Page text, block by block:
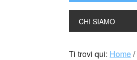
CHI SIAMO
Ti trovi qui: Home/